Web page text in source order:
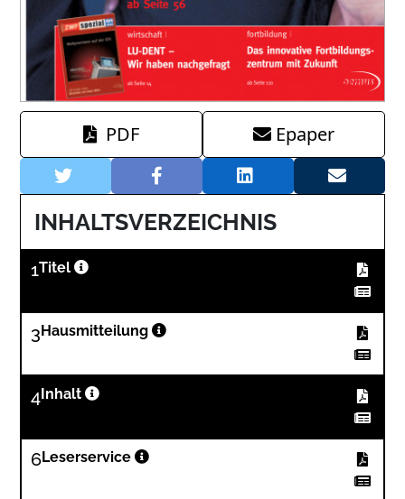
PDF Epaper
INHALTSVERZEICHNIS
1Titel
3 Hausmitteilung
4 Inhalt
6Leserservice